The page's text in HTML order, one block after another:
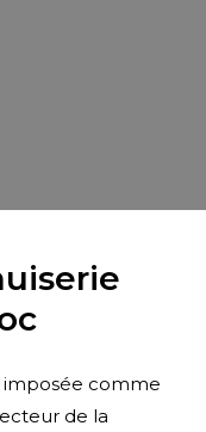
imposée comme
de la